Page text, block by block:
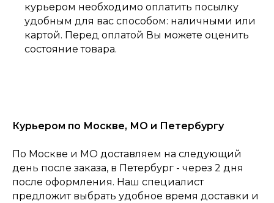
курьером необходимо оплатить посылку
удобным для вас способом: наличными или
картой. Перед оплатой Вы можете оценить
состояние товара.
Курьером по Москве, МО и Петербургу
По Москве и МО доставляем на следующий
день после заказа, в Петербург - через 2 дня
после оформления. Наш специалист
предложит выбрать удобное время доставки и